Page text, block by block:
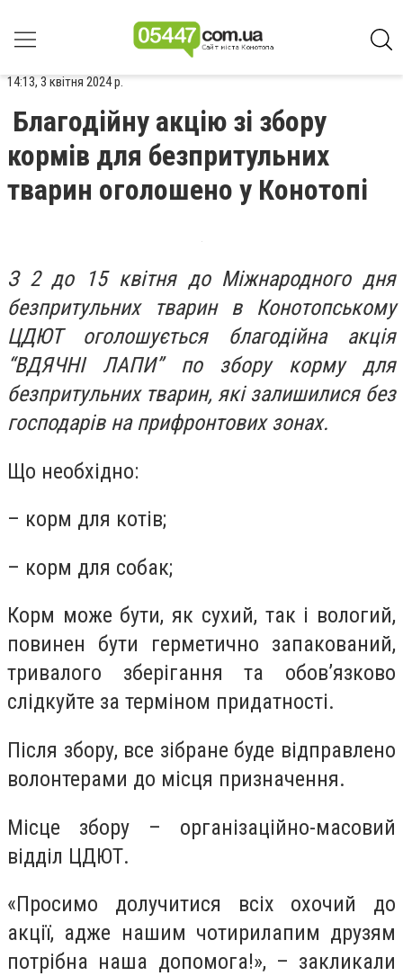
14:13, 3 квітня 2024 р.
Благодійну акцію зі збору
кормів для безпритульних
тварин оголошено у Конотопі
З 2 до 15 квітня до Міжнародного дня
безпритульних тварин в Конотопському
ЦДЮТ оголошується благодійна акція
“ВДЯЧНІ ЛАПИ” по збору корму для
безпритульних тварин, які залишилися без
господарів на прифронтових зонах.
Що необхідно:
– корм для котів;
– корм для собак;
Корм може бути, як сухий, так і вологий,
повинен бути герметично запакований,
тривалого зберігання та обов’язково
слідкуйте за терміном придатності.
Після збору, все зібране буде відправлено
волонтерами до місця призначення.
Місце збору – організаційно-масовий
відділ ЦДЮТ.
«Просимо долучитися всіх охочий до
акції, адже нашим чотирилапим друзям
потрібна наша допомога!», – закликали